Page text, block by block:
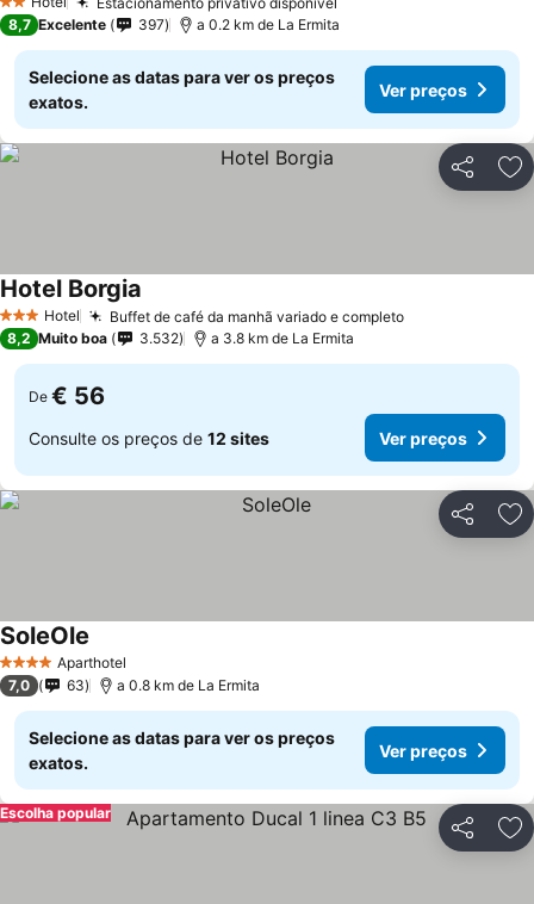
2 Estrelas
8,7 Excelente 397 a 0.2 km de La Ermita
Selecione as datas para ver os preços
exatos.
Ver preços
Partilhar
3 EstrelasHotel Buffet de café da manhã variado e completoVer preços
Hotel Borgia
8,2 Muito boa 3.532 a 3.8 km de La Ermita
De € 56
Consulte os preços de 12 sites Ver preços
Partilhar
4 EstrelasAparthotel
SoleOle
7,0 63 a 0.8 km de La Ermita
Selecione as datas para ver os preços
exatos.
Ver preços
Partilhar
Escolha popular